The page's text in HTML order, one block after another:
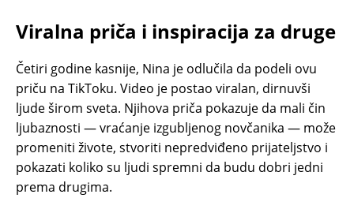
Viralna priča i inspiracija za druge
Četiri godine kasnije, Nina je odlučila da podeli ovu
priču na TikToku. Video je postao viralan, dirnuvši
ljude širom sveta. Njihova priča pokazuje da mali čin
ljubaznosti — vraćanje izgubljenog novčanika — može
promeniti živote, stvoriti nepredviđeno prijateljstvo i
pokazati koliko su ljudi spremni da budu dobri jedni
prema drugima.